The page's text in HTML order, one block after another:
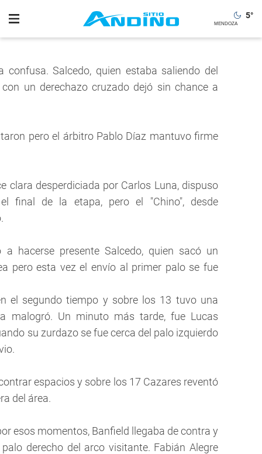
5°
Salcedo, quien estaba saliendo del
un derechazo cruzado dejó sin chance a
pero el árbitro Pablo Díaz mantuvo firme
clara desperdiciada por Carlos Luna, dispuso
final de la etapa, pero el "Chino", desde
hacerse presente Salcedo, quien sacó un
pero esta vez el envío al primer palo se fue
el segundo tiempo y sobre los 13 tuvo una
malogró. Un minuto más tarde, fue Lucas
su zurdazo se fue cerca del palo izquierdo
espacios y sobre los 17 Cazares reventó
del área.
esos momentos, Banfield llegaba de contra y
derecho del arco visitante. Fabián Alegre